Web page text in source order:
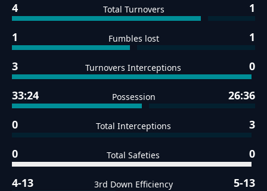
4 Total Turnovers 1
1 Fumbles lost 1
3 Turnovers Interceptions 0
33:24 Possession 26:36
0 Total Interceptions 3
0 Total Safeties 0
4-13 3rd Down Efficiency 5-13